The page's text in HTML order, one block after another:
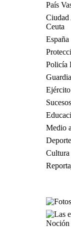
País
Ciudad
Ceuta
España
Policía
Sucesos
Medio
Cultura